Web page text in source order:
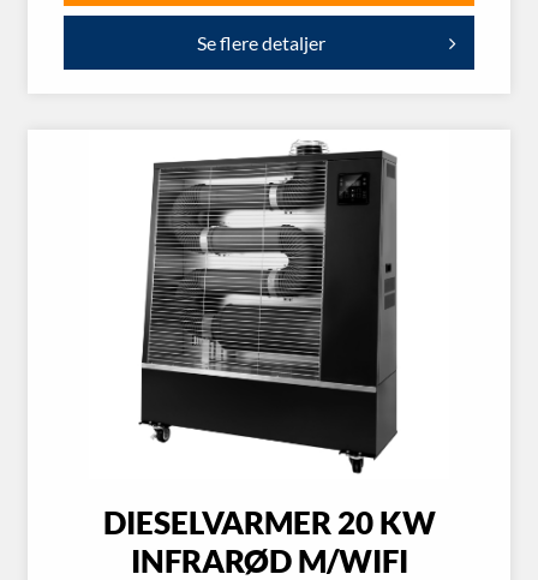
Se flere detaljer
DIESELVARMER 20 KW
INFRARØD M/WIFI